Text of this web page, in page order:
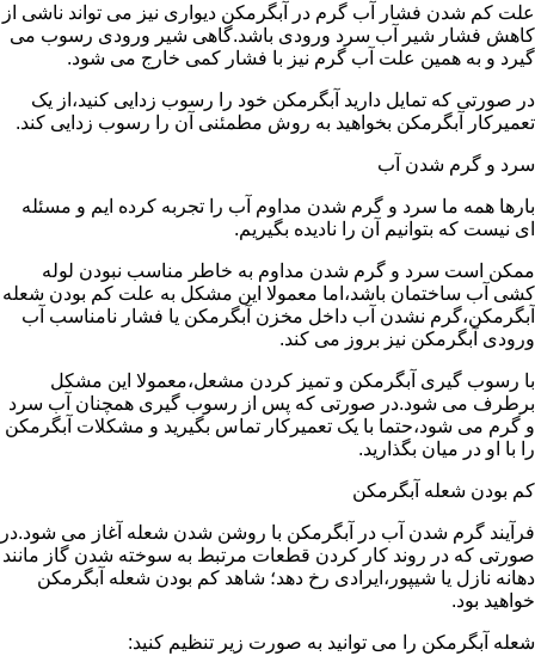
علت کم شدن فشار آب گرم در آبگرمکن دیواری نیز می تواند ناشی از
کاهش فشار شیر آب سرد ورودی باشد.گاهی شیر ورودی رسوب می
گیرد و به همین علت آب گرم نیز با فشار کمی خارج می شود.
در صورتی که تمایل دارید آبگرمکن خود را رسوب زدایی کنید،از یک
تعمیرکار آبگرمکن بخواهید به روش مطمئنی آن را رسوب زدایی کند.
سرد و گرم شدن آب
بارها همه ما سرد و گرم شدن مداوم آب را تجربه کرده ایم و مسئله
ای نیست که بتوانیم آن را نادیده بگیریم.
ممکن است سرد و گرم شدن مداوم به خاطر مناسب نبودن لوله
کشی آب ساختمان باشد،اما معمولا این مشکل به علت کم بودن شعله
آبگرمکن،گرم نشدن آب داخل مخزن آبگرمکن یا فشار نامناسب آب
ورودی آبگرمکن نیز بروز می کند.
با رسوب گیری آبگرمکن و تمیز کردن مشعل،معمولا این مشکل
برطرف می شود.در صورتی که پس از رسوب گیری همچنان آب سرد
و گرم می شود،حتما با یک تعمیرکار تماس بگیرید و مشکلات آبگرمکن
را با او در میان بگذارید.
کم بودن شعله آبگرمکن
فرآیند گرم شدن آب در آبگرمکن با روشن شدن شعله آغاز می شود.در
صورتی که در روند کار کردن قطعات مرتبط به سوخته شدن گاز مانند
دهانه نازل یا شیپور،ایرادی رخ دهد؛ شاهد کم بودن شعله آبگرمکن
خواهید بود.
شعله آبگرمکن را می توانید به صورت زیر تنظیم کنید: